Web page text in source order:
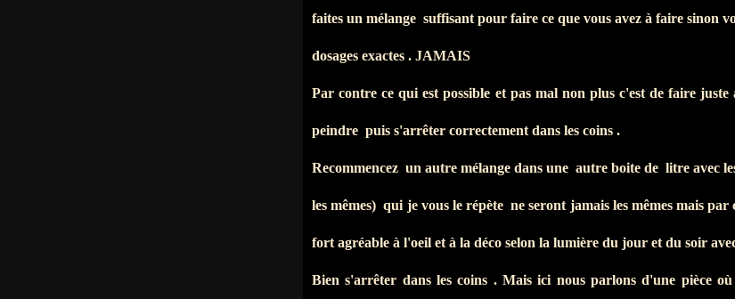
faites un mélange suffisant pour faire ce que vous avez à faire sinon
dosages exactes . JAMAIS
Par contre ce qui est possible et pas mal non plus c'est de faire
peindre puis s'arrêter correctement dans les coins .
Recommencez un autre mélange dans une autre boite de litre avec
les mêmes) qui je vous le répète ne seront jamais les mêmes mais
fort agréable à l'oeil et à la déco selon la lumière du jour et du soir
Bien s'arrêter dans les coins . Mais ici nous parlons d'une pièce